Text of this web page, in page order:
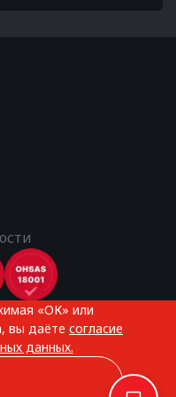
«ОК» или
вы даёте согласие
данных.